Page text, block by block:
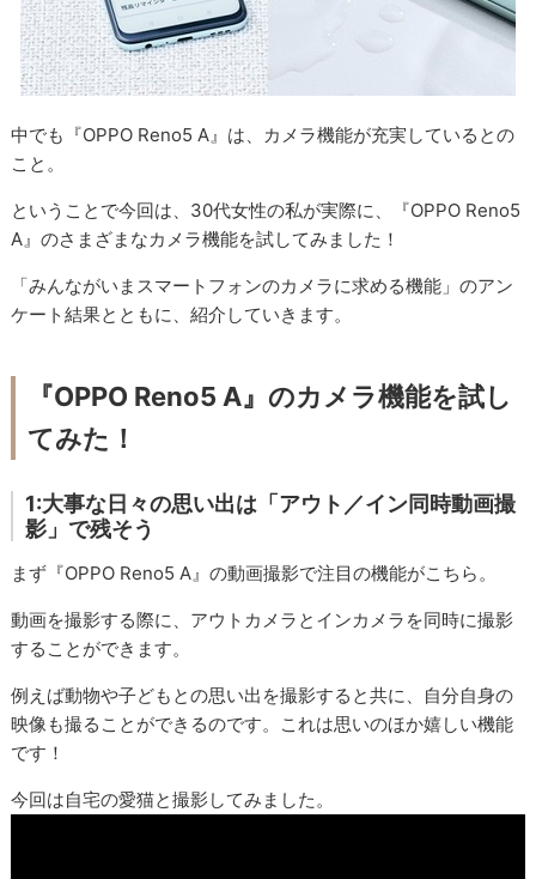
中でも『OPPO Reno5 A』は、カメラ機能が充実しているとの
こと。
ということで今回は、30代女性の私が実際に、『OPPO Reno5
A』のさまざまなカメラ機能を試してみました！
「みんながいまスマートフォンのカメラに求める機能」のアン
ケート結果とともに、紹介していきます。
『OPPO Reno5 A』のカメラ機能を試し
てみた！
1:大事な日々の思い出は「アウト／イン同時動画撮
影」で残そう
まず『OPPO Reno5 A』の動画撮影で注目の機能がこちら。
動画を撮影する際に、アウトカメラとインカメラを同時に撮影
することができます。
例えば動物や子どもとの思い出を撮影すると共に、自分自身の
映像も撮ることができるのです。これは思いのほか嬉しい機能
です！
今回は自宅の愛猫と撮影してみました。